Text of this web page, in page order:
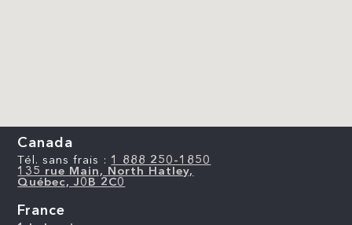
Canada
Tél. sans frais : 1 888 250-1850
135 rue Main, North Hatley,
Québec, J0B 2C0
France